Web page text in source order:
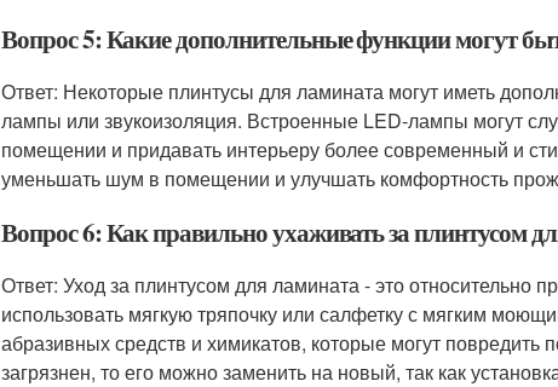
Вопрос 5: Какие дополнительные функции могут
Ответ: Некоторые плинтусы для ламината могут иметь
лампы или звукоизоляция. Встроенные LED-лампы могут
помещении и придавать интерьеру более современный и
уменьшать шум в помещении и улучшать комфортность
Вопрос 6: Как правильно ухаживать за плинтусом
Ответ: Уход за плинтусом для ламината - это относительно
использовать мягкую тряпочку или салфетку с мягким
абразивных средств и химикатов, которые могут повредить
загрязнен, то его можно заменить на новый, так как